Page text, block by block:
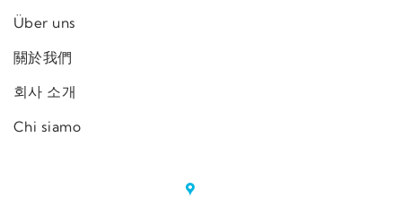
Über uns
關於我們
회사 소개
Chi siamo